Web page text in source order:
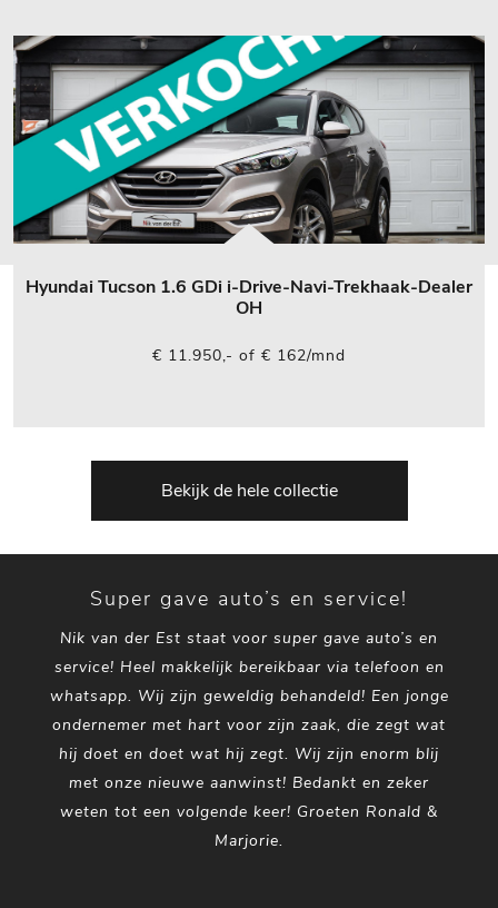
Hyundai Tucson 1.6 GDi i-Drive-Navi-Trekhaak-Dealer
OH
€ 11.950,- of € 162/mnd
Bekijk de hele collectie
Super gave auto’s en service!
Nik van der Est staat voor super gave auto’s en
service! Heel makkelijk bereikbaar via telefoon en
whatsapp. Wij zijn geweldig behandeld! Een jonge
ondernemer met hart voor zijn zaak, die zegt wat
hij doet en doet wat hij zegt. Wij zijn enorm blij
met onze nieuwe aanwinst! Bedankt en zeker
weten tot een volgende keer! Groeten Ronald &
Marjorie.